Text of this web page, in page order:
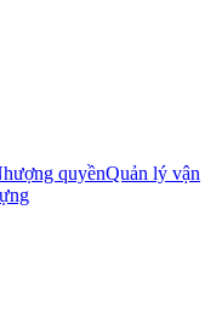
quyềnQuản lý vận